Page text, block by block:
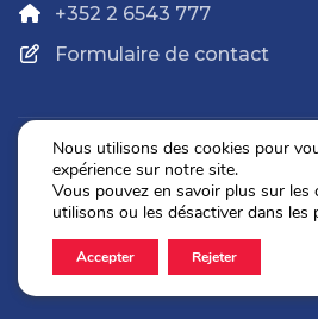
+352 2 6543 777
Formulaire de contact
Politique de
Mentions
2026 © OGBL. Tous
Nous utilisons des cookies pour
expérience sur notre site.
Vous pouvez en savoir plus sur les
utilisons ou les désactiver dans les
Accepter Rejeter